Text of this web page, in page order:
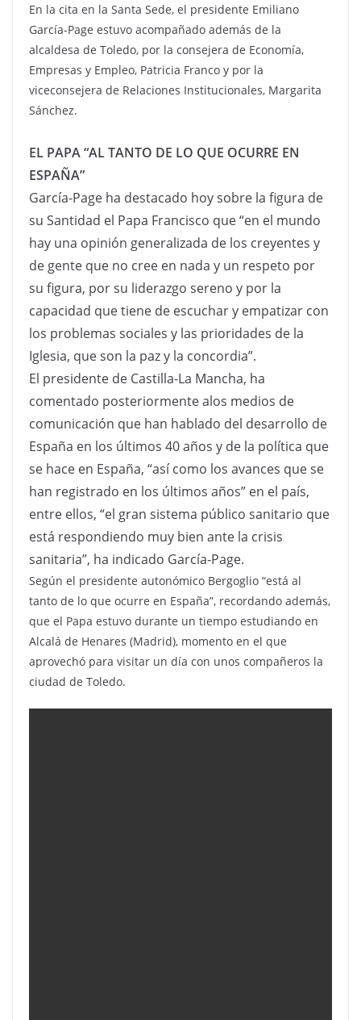
En la cita en la Santa Sede, el presidente Emiliano
García-Page estuvo acompañado además de la
alcaldesa de Toledo, por la consejera de Economía,
Empresas y Empleo, Patricia Franco y por la
viceconsejera de Relaciones Institucionales, Margarita
Sánchez.
EL PAPA “AL TANTO DE LO QUE OCURRE EN
ESPAÑA”
García-Page ha destacado hoy sobre la figura de
su Santidad el Papa Francisco que “en el mundo
hay una opinión generalizada de los creyentes y
de gente que no cree en nada y un respeto por
su figura, por su liderazgo sereno y por la
capacidad que tiene de escuchar y empatizar con
los problemas sociales y las prioridades de la
Iglesia, que son la paz y la concordia”.
El presidente de Castilla-La Mancha, ha
comentado posteriormente alos medios de
comunicación que han hablado del desarrollo de
España en los últimos 40 años y de la política que
se hace en España, “así como los avances que se
han registrado en los últimos años” en el país,
entre ellos, “el gran sistema público sanitario que
está respondiendo muy bien ante la crisis
sanitaria”, ha indicado García-Page.
Según el presidente autonómico Bergoglio “está al
tanto de lo que ocurre en España”, recordando además,
que el Papa estuvo durante un tiempo estudiando en
Alcalá de Henares (Madrid), momento en el que
aprovechó para visitar un día con unos compañeros la
ciudad de Toledo.